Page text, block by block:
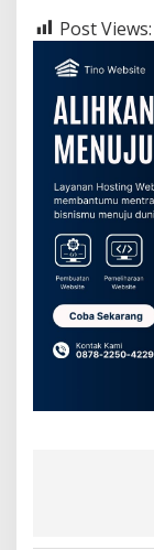
Post Views: